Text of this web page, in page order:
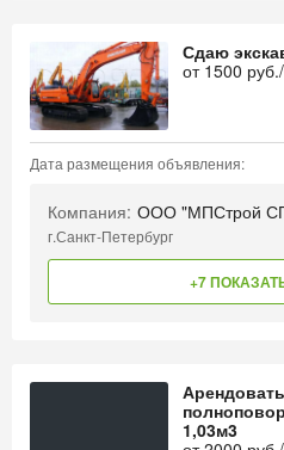
Сдаю
от 1500
Дата размещения объявления:
Компания: ООО "МПСтрой
г.Санкт-Петербург
+7
1,03м3